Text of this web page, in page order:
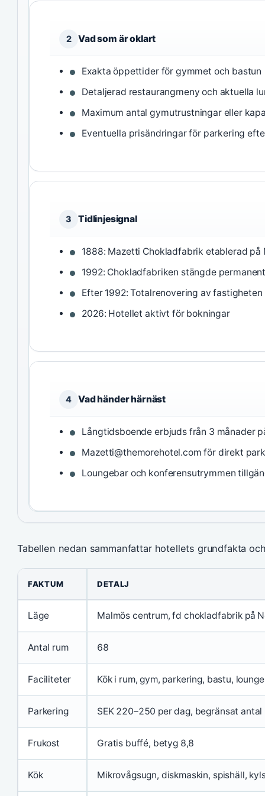
2 Vad som är oklart
Exakta öppettider för gymmet och bastun
Detaljerad restaurangmeny och aktuella
Maximum antal gymutrustningar eller
Eventuella prisändringar för parkering
3 Tidlinjesignal
1888: Mazetti Chokladfabrik etablerad på
1992: Chokladfabriken stängde
Efter 1992: Totalrenovering av
2026: Hotellet aktivt för bokningar
4 Vad händer härnäst
Långtidsboende erbjuds från 3 månader
Mazetti@themorehotel.com för direkt
Loungebar och konferensutrymmen
Tabellen nedan sammanfattar hotellets grundfakta
FAKTUM DETALJ
Läge Malmös centrum, fd chokladfabrik på
Antal rum 68
Faciliteter Kök i rum, gym, parkering, bastu,
Parkering SEK 220–250 per dag, begränsat antal
Frukost Gratis buffé, betyg 8,8
Kök Mikrovågsugn, diskmaskin, spishäll,